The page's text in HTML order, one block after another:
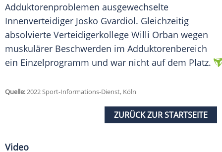
Adduktorenproblemen ausgewechselte
Innenverteidiger Josko Gvardiol. Gleichzeitig
absolvierte Verteidigerkollege Willi Orban wegen
muskulärer Beschwerden im Adduktorenbereich
ein Einzelprogramm und war nicht auf dem Platz.
Quelle:2022 Sport-Informations-Dienst, Köln
ZURÜCK ZUR STARTSEITE
Video